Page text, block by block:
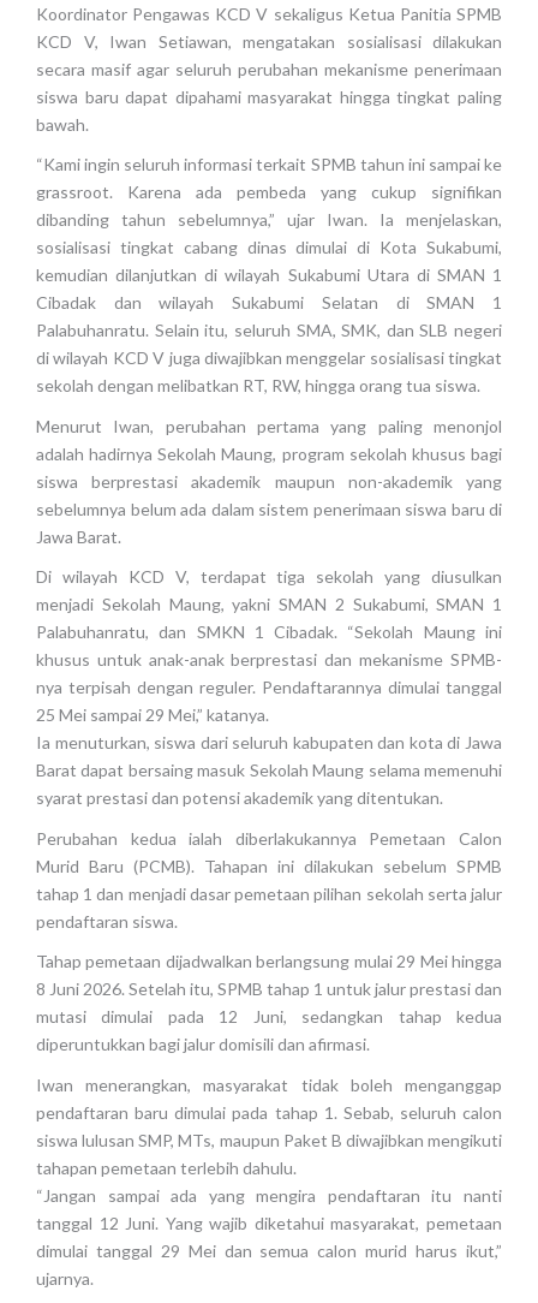
Koordinator Pengawas KCD V sekaligus Ketua Panitia SPMB
KCD V, Iwan Setiawan, mengatakan sosialisasi dilakukan
secara masif agar seluruh perubahan mekanisme penerimaan
siswa baru dapat dipahami masyarakat hingga tingkat paling
bawah.
“Kami ingin seluruh informasi terkait SPMB tahun ini sampai ke
grassroot. Karena ada pembeda yang cukup signifikan
dibanding tahun sebelumnya,” ujar Iwan. Ia menjelaskan,
sosialisasi tingkat cabang dinas dimulai di Kota Sukabumi,
kemudian dilanjutkan di wilayah Sukabumi Utara di SMAN 1
Cibadak dan wilayah Sukabumi Selatan di SMAN 1
Palabuhanratu. Selain itu, seluruh SMA, SMK, dan SLB negeri
di wilayah KCD V juga diwajibkan menggelar sosialisasi tingkat
sekolah dengan melibatkan RT, RW, hingga orang tua siswa.
Menurut Iwan, perubahan pertama yang paling menonjol
adalah hadirnya Sekolah Maung, program sekolah khusus bagi
siswa berprestasi akademik maupun non-akademik yang
sebelumnya belum ada dalam sistem penerimaan siswa baru di
Jawa Barat.
Di wilayah KCD V, terdapat tiga sekolah yang diusulkan
menjadi Sekolah Maung, yakni SMAN 2 Sukabumi, SMAN 1
Palabuhanratu, dan SMKN 1 Cibadak. “Sekolah Maung ini
khusus untuk anak-anak berprestasi dan mekanisme SPMB-
nya terpisah dengan reguler. Pendaftarannya dimulai tanggal
25 Mei sampai 29 Mei,” katanya.
Ia menuturkan, siswa dari seluruh kabupaten dan kota di Jawa
Barat dapat bersaing masuk Sekolah Maung selama memenuhi
syarat prestasi dan potensi akademik yang ditentukan.
Perubahan kedua ialah diberlakukannya Pemetaan Calon
Murid Baru (PCMB). Tahapan ini dilakukan sebelum SPMB
tahap 1 dan menjadi dasar pemetaan pilihan sekolah serta jalur
pendaftaran siswa.
Tahap pemetaan dijadwalkan berlangsung mulai 29 Mei hingga
8 Juni 2026. Setelah itu, SPMB tahap 1 untuk jalur prestasi dan
mutasi dimulai pada 12 Juni, sedangkan tahap kedua
diperuntukkan bagi jalur domisili dan afirmasi.
Iwan menerangkan, masyarakat tidak boleh menganggap
pendaftaran baru dimulai pada tahap 1. Sebab, seluruh calon
siswa lulusan SMP, MTs, maupun Paket B diwajibkan mengikuti
tahapan pemetaan terlebih dahulu.
“Jangan sampai ada yang mengira pendaftaran itu nanti
tanggal 12 Juni. Yang wajib diketahui masyarakat, pemetaan
dimulai tanggal 29 Mei dan semua calon murid harus ikut,”
ujarnya.